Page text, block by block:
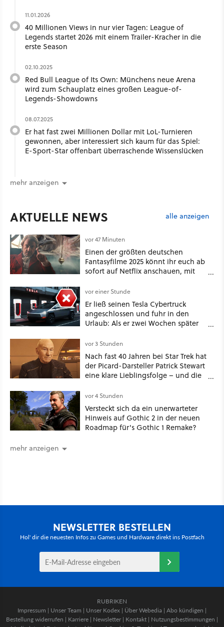
11.01.2026
40 Millionen Views in nur vier Tagen: League of
Legends startet 2026 mit einem Trailer-Kracher in die
erste Season
02.10.2025
Red Bull League of Its Own: Münchens neue Arena
wird zum Schauplatz eines großen League-of-
Legends-Showdowns
08.07.2025
Er hat fast zwei Millionen Dollar mit LoL-Turnieren
gewonnen, aber interessiert sich kaum für das Spiel:
E-Sport-Star offenbart überraschende Wissenslücken
mehr anzeigen
AKTUELLE NEWS alle anzeigen
vor 47 Minuten
Einen der größten deutschen
Fantasyfilme 2025 könnt ihr euch ab
sofort auf Netflix anschauen, mit
vor einer Stunde
Er ließ seinen Tesla Cybertruck
angeschlossen und fuhr in den
Urlaub: Als er zwei Wochen später
mehr an [Best of GameStar]
vor 3 Stunden
Nach fast 40 Jahren bei Star Trek hat
der Picard-Darsteller Patrick Stewart
eine klare Lieblingsfolge – und die
vor 4 Stunden
Versteckt sich da ein unerwarteter
Hinweis auf Gothic 2 in der neuen
Roadmap für's Gothic 1 Remake?
mehr anzeigen
NEWSLETTER BESTELLEN
Hol' dir die neuesten Infos zu Games und Hardware direkt ins Postfach
RUBRIKEN
Impressum | Unser Team | Unser Kodex | Über Webedia | Abo kündigen |
Bestellung widerrufen | Karriere | Newsletter | Kontakt | Nutzungsbestimmungen |